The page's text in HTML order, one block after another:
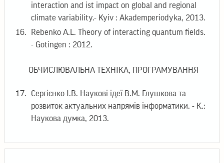
interaction and ist іmpact on global and regional
climate variability.- Kyiv : Akademperiodyka, 2013.
Rebenko A.L. Theory of interacting quantum fields.
- Gotingen : 2012.
ОБЧИСЛЮВАЛЬНА ТЕХНІКА, ПРОГРАМУВАННЯ
Сергієнко І.В. Наукові ідеї В.М. Глушкова та
розвиток актуальних напрямів інформатики. - К.:
Наукова думка, 2013.